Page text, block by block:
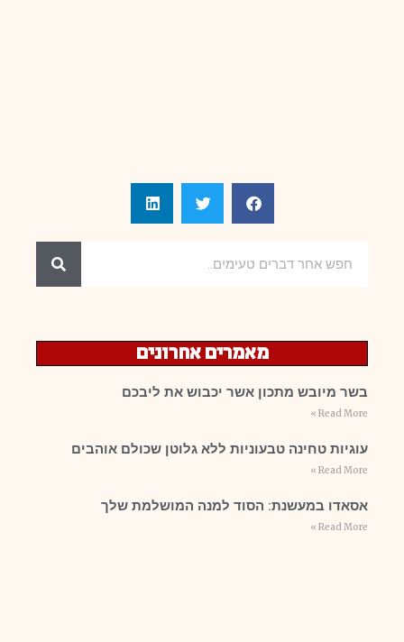
מאמרים אחרונים
בשר מיובש מתכון אשר יכבוש את ליבכם
Read More »
עוגיות טחינה טבעוניות ללא גלוטן שכולם אוהבים
Read More »
אסאדו במעשנת: הסוד למנה המושלמת שלך
Read More »